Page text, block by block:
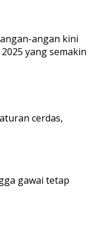
angan kini
yang semakin
cerdas,
gawai tetap